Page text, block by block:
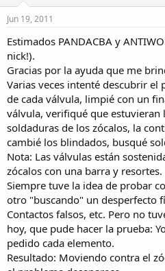
Jun 19, 2011
Estimados PANDACBA y
nick!).
Gracias por la ayuda que me
Varias veces intenté descubrir el
de cada válvula, limpié con un
válvula, verifiqué que estuvieran
soldaduras de los zócalos, la
cambié los blindados, busqué
Nota: Las válvulas están
zócalos con una barra y resortes.
Siempre tuve la idea de probar
otro "buscando" un desperfecto
Contactos falsos, etc. Pero no
hoy, que pude hacer la prueba:
pedido cada elemento.
Resultado: Moviendo contra el